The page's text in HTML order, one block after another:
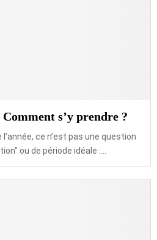
s’y prendre ?
ce n’est pas une question
ou de période idéale :...